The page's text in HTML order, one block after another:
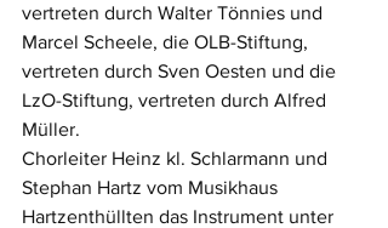
vertreten durch Walter Tönnies und
Marcel Scheele, die OLB-Stiftung,
vertreten durch Sven Oesten und die
LzO-Stiftung, vertreten durch Alfred
Müller.
Chorleiter Heinz kl. Schlarmann und
Stephan Hartz vom Musikhaus
Hartzenthüllten das Instrument unter